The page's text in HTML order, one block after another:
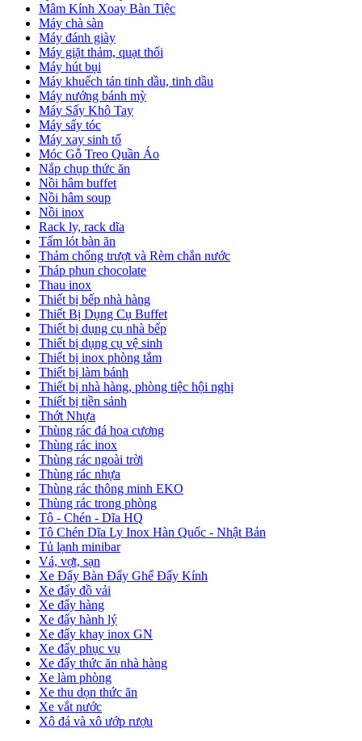
Mâm Kính Xoay Bàn Tiệc
Máy chà sàn
Máy đánh giày
Máy giặt thảm, quạt thổi
Máy hút bụi
Máy khuếch tán tinh dầu, tinh dầu
Máy nướng bánh mỳ
Máy Sấy Khô Tay
Máy sấy tóc
Máy xay sinh tố
Móc Gỗ Treo Quần Áo
Nắp chụp thức ăn
Nồi hâm buffet
Nồi hâm soup
Nồi inox
Rack ly, rack dĩa
Tấm lót bàn ăn
Thảm chống trượt và Rèm chắn nước
Tháp phun chocolate
Thau inox
Thiết bị bếp nhà hàng
Thiết Bị Dụng Cụ Buffet
Thiết bị dụng cụ nhà bếp
Thiết bị dụng cụ vệ sinh
Thiết bị inox phòng tắm
Thiết bị làm bánh
Thiết bị nhà hàng, phòng tiệc hội nghị
Thiết bị tiền sảnh
Thớt Nhựa
Thùng rác đá hoa cương
Thùng rác inox
Thùng rác ngoài trời
Thùng rác nhựa
Thùng rác thông minh EKO
Thùng rác trong phòng
Tô - Chén - Dĩa HQ
Tô Chén Dĩa Ly Inox Hàn Quốc - Nhật Bản
Tủ lạnh minibar
Vá, vợt, sạn
Xe Đẩy Bàn Đẩy Ghế Đẩy Kính
Xe đẩy đồ vải
Xe đẩy hàng
Xe đẩy hành lý
Xe đẩy khay inox GN
Xe đẩy phục vụ
Xe đẩy thức ăn nhà hàng
Xe làm phòng
Xe thu dọn thức ăn
Xe vắt nước
Xô đá và xô ướp rượu